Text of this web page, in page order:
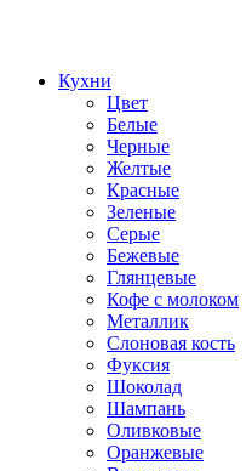
Кухни
Цвет
Белые
Черные
Желтые
Красные
Зеленые
Серые
Бежевые
Глянцевые
Кофе с молоком
Металлик
Слоновая кость
Фуксия
Шоколад
Шампань
Оливковые
Оранжевые